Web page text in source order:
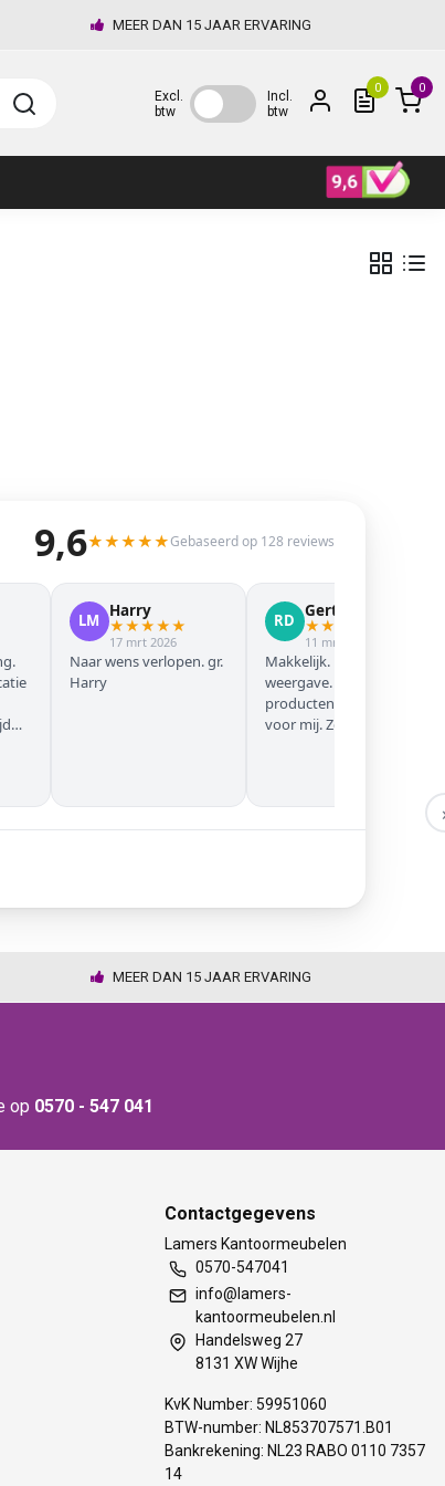
MEER DAN 15 JAAR ERVARING
Excl.
btw
Incl.
btw
0 0
9,6★★★★★Gebaseerd op 128 reviews
LM
Harry
★★★★★
17 mrt 2026
Naar wens verlopen. gr.
Harry
RD
Gert Jan
★★
11 mrt 2026
Makkelijk. Mooie
weergave. Goede
producten. Eerste keer
voor mij. Zeker niet de
MEER DAN 15 JAAR ERVARING
op 0570 - 547 041
Contactgegevens
Lamers Kantoormeubelen
0570-547041
info@lamers-
kantoormeubelen.nl
Handelsweg 27
8131 XW Wijhe
KvK Number: 59951060
BTW-number: NL853707571.B01
Bankrekening: NL23 RABO 0110 7357
14